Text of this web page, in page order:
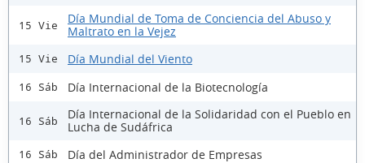
15 Vie
Día Mundial de Toma de Conciencia del Abuso y
Maltrato en la Vejez
15 Vie Día Mundial del Viento
16 Sáb Día Internacional de la Biotecnología
16 Sáb
Día Internacional de la Solidaridad con el Pueblo en
Lucha de Sudáfrica
16 Sáb Día del Administrador de Empresas